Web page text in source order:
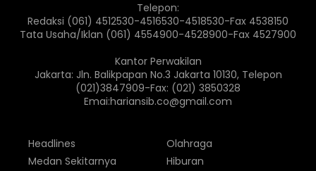
Telepon:
Redaksi (061) 4512530-4516530-4518530-Fax 4538150
Tata Usaha/Iklan (061) 4554900-4528900-Fax 4527900
Kantor Perwakilan
Jakarta: Jln. Balikpapan No.3 Jakarta 10130, Telepon
(021)3847909-Fax: (021) 3850328
Emai:hariansib.co@gmail.com
Headlines
Medan Sekitarnya
Olahraga
Hiburan